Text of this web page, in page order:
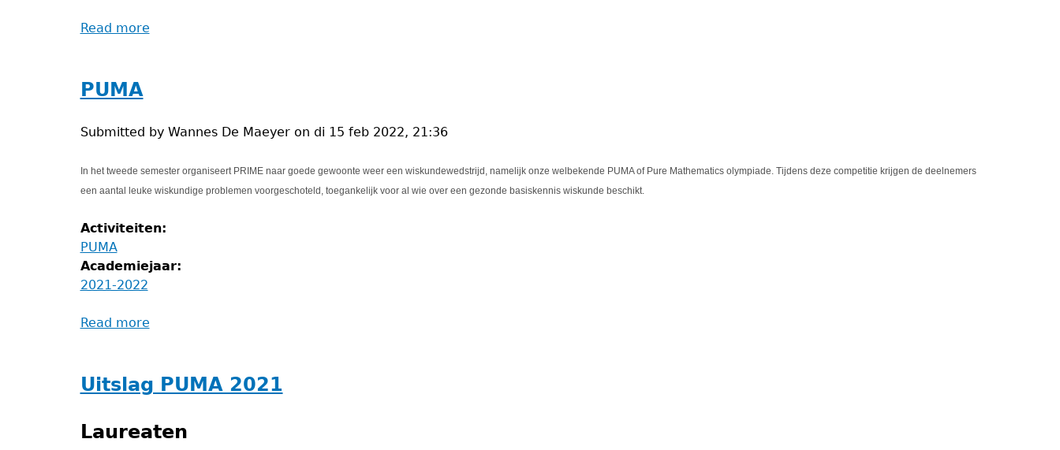
Read more
PUMA
Submitted by Wannes De Maeyeron di 15 feb 2022, 21:36
In het tweede semester organiseert PRIME naar goede gewoonte weer een wiskundewedstrijd, namelijk onze welbekende PUMA of Pure Mathematics olympiade. Tijdens deze competitie krijgen de deelnemers
een aantal leuke wiskundige problemen voorgeschoteld, toegankelijk voor al wie over een gezonde basiskennis wiskunde beschikt.
Activiteiten:
PUMA
Academiejaar:
2021-2022
Read more
Uitslag PUMA 2021
Laureaten